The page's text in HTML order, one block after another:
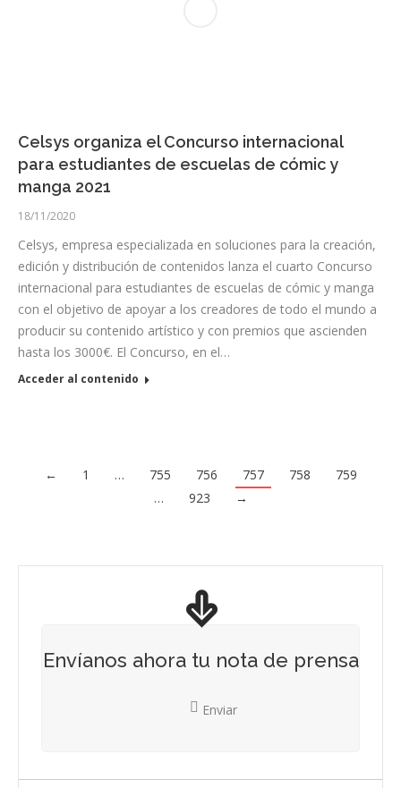
Celsys organiza el Concurso internacional
para estudiantes de escuelas de cómic y
manga 2021
18/11/2020
Celsys, empresa especializada en soluciones para la creación,
edición y distribución de contenidos lanza el cuarto Concurso
internacional para estudiantes de escuelas de cómic y manga
con el objetivo de apoyar a los creadores de todo el mundo a
producir su contenido artístico y con premios que ascienden
hasta los 3000€. El Concurso, en el…
Acceder al contenido
← 1 … 755 756 757 758
759
…
923 →
Envíanos ahora tu nota de prensa
Enviar